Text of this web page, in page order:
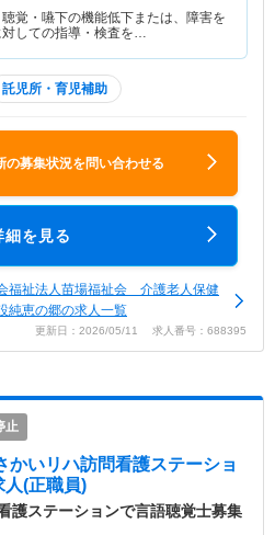
覚・嚥下の機能低下または、障害を
対しての指導・検査を…
託児所・育児補助
の募集状況を問い合わせる
細を見る
福祉法人苗場福祉会 介護老人保健
純恵の郷の求人一覧
更新日：2026/05/11 求人番号：688395
止
かいリハ訪問看護ステーショ
人(正職員)
護ステーションで言語聴覚士募集